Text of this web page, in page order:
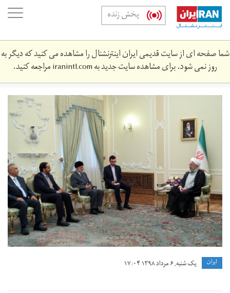
Skip
main
content
پخش زنده
شما صفحه ای از سایت قدیمی ایران اینترنشنال را مشاهده می کنید که دیگر به
روز نمی شود. برای مشاهده سایت جدید بهiranintl.comمراجعه کنید.
rwhny1.jpg
ايران یک شنبه, ۶ مرداد ۱۳۹۸ ۱۷:۰۴